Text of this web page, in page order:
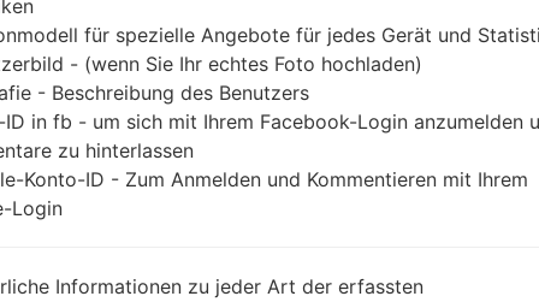
für spezielle Angebote für jedes Gerät und
- (wenn Sie Ihr echtes Foto hochladen)
- Beschreibung des Benutzers
ID in fb - um sich mit Ihrem Facebook-Login anzumelden
zu hinterlassen
Konto-ID - Zum Anmelden und Kommentieren mit Ihrem
Login
Informationen zu jeder Art der erfassten